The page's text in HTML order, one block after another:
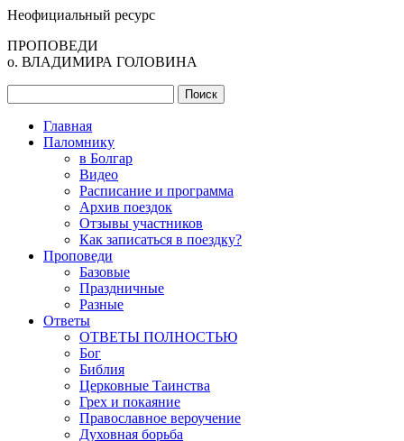
Неофициальный ресурс
ПРОПОВЕДИ
о. ВЛАДИМИРА ГОЛОВИНА
Главная
Паломнику
в Болгар
Видео
Расписание и программа
Архив поездок
Отзывы участников
Как записаться в поездку?
Проповеди
Базовые
Праздничные
Разные
Ответы
ОТВЕТЫ ПОЛНОСТЬЮ
Бог
Библия
Церковные Таинства
Грех и покаяние
Православное вероучение
Духовная борьба